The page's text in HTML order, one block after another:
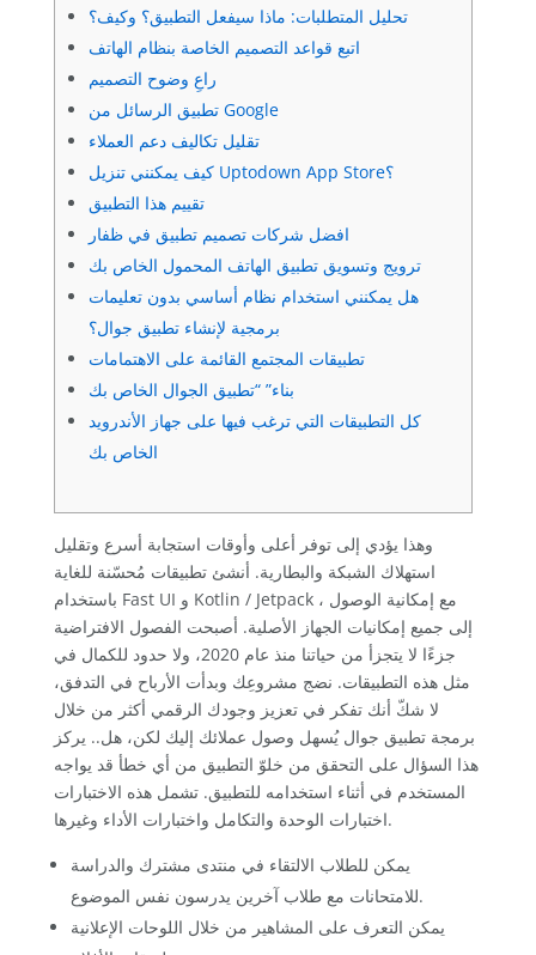
تحليل المتطلبات: ماذا سيفعل التطبيق؟ وكيف؟
اتبع قواعد التصميم الخاصة بنظام الهاتف
راعِ وضوح التصميم
تطبيق الرسائل من Google
تقليل تكاليف دعم العملاء
كيف يمكنني تنزيل Uptodown App Store؟
تقييم هذا التطبيق
افضل شركات تصميم تطبيق في ظفار
ترويج وتسويق تطبيق الهاتف المحمول الخاص بك
هل يمكنني استخدام نظام أساسي بدون تعليمات
برمجية لإنشاء تطبيق جوال؟
تطبيقات المجتمع القائمة على الاهتمامات
بناء” “تطبيق الجوال الخاص بك
كل التطبيقات التي ترغب فيها على جهاز الأندرويد
الخاص بك
وهذا يؤدي إلى توفر أعلى وأوقات استجابة أسرع وتقليل
استهلاك الشبكة والبطارية. أنشئ تطبيقات مُحسّنة للغاية
باستخدام Fast UI و Kotlin / Jetpack ، مع إمكانية الوصول
إلى جميع إمكانيات الجهاز الأصلية. أصبحت الفصول الافتراضية
جزءًا لا يتجزأ من حياتنا منذ عام 2020، ولا حدود للكمال في
مثل هذه التطبيقات. نضج مشروعِك وبدأت الأرباح في التدفق،
لا شكّ أنك تفكر في تعزيز وجودك الرقمي أكثر من خلال
برمجة تطبيق جوال يُسهل وصول عملائك إليك لكن، هل.. يركز
هذا السؤال على التحقق من خلوّ التطبيق من أي خطأ قد يواجه
المستخدم في أثناء استخدامه للتطبيق. تشمل هذه الاختبارات
اختبارات الوحدة والتكامل واختبارات الأداء وغيرها.
يمكن للطلاب الالتقاء في منتدى مشترك والدراسة
للامتحانات مع طلاب آخرين يدرسون نفس الموضوع.
يمكن التعرف على المشاهير من خلال اللوحات الإعلانية